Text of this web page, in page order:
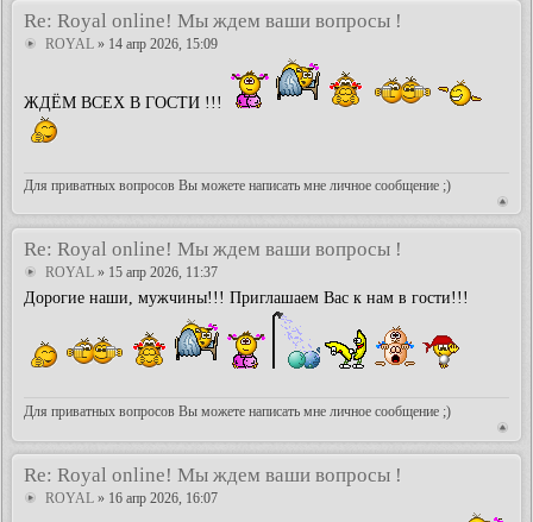
Re: Royal online! Мы ждем ваши вопросы !
ROYAL » 14 апр 2026, 15:09
ЖДЁМ ВСЕХ В ГОСТИ !!!
Для приватных вопросов Вы можете написать мне личное сообщение ;)
Re: Royal online! Мы ждем ваши вопросы !
ROYAL » 15 апр 2026, 11:37
Дорогие наши, мужчины!!! Приглашаем Вас к нам в гости!!!
Для приватных вопросов Вы можете написать мне личное сообщение ;)
Re: Royal online! Мы ждем ваши вопросы !
ROYAL » 16 апр 2026, 16:07